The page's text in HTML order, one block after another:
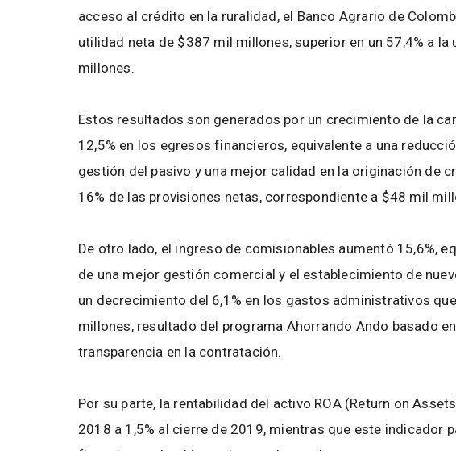
acceso al crédito en la ruralidad, el Banco Agrario de
utilidad neta de $387 mil millones, superior en un 57,4% a
millones.
Estos resultados son generados por un crecimiento de la
12,5% en los egresos financieros, equivalente a una
gestión del pasivo y una mejor calidad en la originación de
16% de las provisiones netas, correspondiente a $48 mil
De otro lado, el ingreso de comisionables aumentó 15,6%,
de una mejor gestión comercial y el establecimiento de
un decrecimiento del 6,1% en los gastos administrativos
millones, resultado del programa Ahorrando Ando basado
transparencia en la contratación.
Por su parte, la rentabilidad del activo ROA (Return on
2018 a 1,5% al cierre de 2019, mientras que este indicador